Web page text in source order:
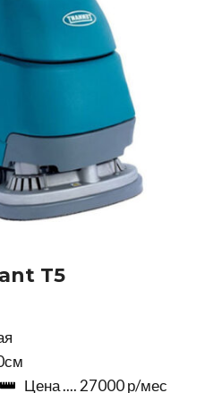
T5
Цена .... 27000 р/мес